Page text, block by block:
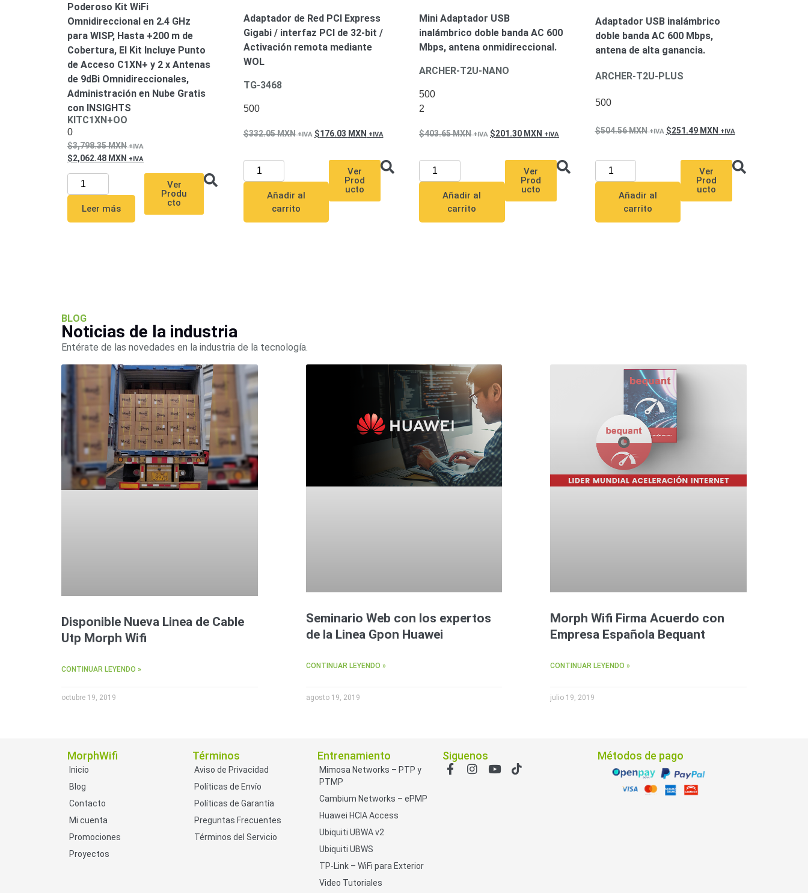
Poderoso Kit WiFi
Omnidireccional en 2.4 GHz
para WISP, Hasta +200 m de
Cobertura, El Kit Incluye Punto
de Acceso C1XN+ y 2 x Antenas
de 9dBi Omnidireccionales,
Administración en Nube Gratis
con INSIGHTS
KITC1XN+OO
0
3,798.35MXN
2,062.48 MXN
Leer más
Ver
Produ
cto
Adaptador de Red PCI Express
Gigabi / interfaz PCI de 32-bit /
Activación remota mediante
WOL
TG-3468
500
332.05MXN 176.03 MXN
Añadir al
carrito
Ver
Prod
ucto
Mini Adaptador USB
inalámbrico doble banda AC 600
Mbps, antena onmidireccional.
ARCHER-T2U-NANO
500
2
403.65MXN 201.30 MXN
Añadir al
carrito
Ver
Prod
ucto
Adaptador USB inalámbrico
doble banda AC 600 Mbps,
antena de alta ganancia.
ARCHER-T2U-PLUS
500
504.56MXN 251.49 MXN
Añadir al
carrito
Ver
Prod
ucto
BLOG
Noticias de la industria
Entérate de las novedades en la industria de la tecnología.
Disponible Nueva Linea de Cable
Utp Morph Wifi
CONTINUAR LEYENDO »
octubre 19, 2019
Seminario Web con los expertos
de la Linea Gpon Huawei
CONTINUAR LEYENDO »
agosto 19, 2019
Morph Wifi Firma Acuerdo con
Empresa Española Bequant
CONTINUAR LEYENDO »
julio 19, 2019
MorphWifi
Inicio
Blog
Contacto
Mi cuenta
Promociones
Proyectos
Términos
Aviso de Privacidad
Políticas de Envío
Políticas de Garantía
Preguntas Frecuentes
Términos del Servicio
Entrenamiento
Mimosa Networks – PTP y
PTMP
Cambium Networks – ePMP
Huawei HCIA Access
Ubiquiti UBWA v2
Ubiquiti UBWS
TP-Link – WiFi para Exterior
Video Tutoriales
Siguenos Métodos de pago